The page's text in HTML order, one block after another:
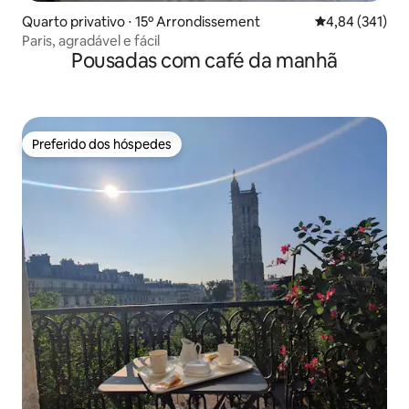
Quarto privativo ⋅ 15º Arrondissement 4,84 de uma
4,84 (341)
Paris, agradável e fácil
Pousadas com café da manhã
Preferido dos hóspedes
Preferido dos hóspedes